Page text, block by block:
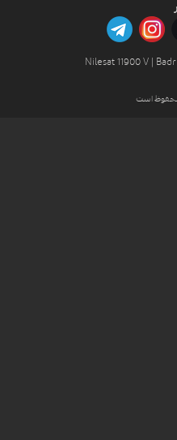
Nilesat 11900 V | Badr
است